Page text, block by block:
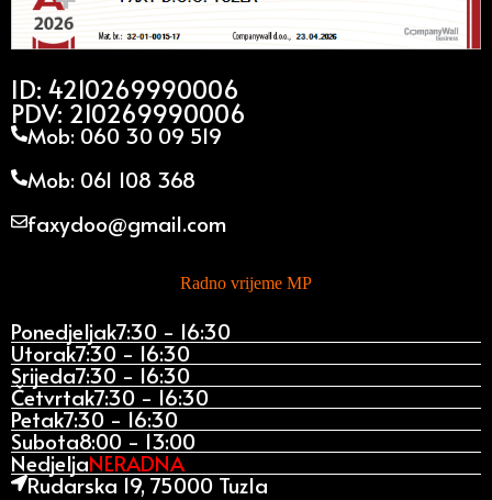
ID: 4210269990006
PDV: 210269990006
Mob: 060 30 09 519
Mob: 061 108 368
faxydoo@gmail.com
Radno vrijeme MP
Ponedjeljak7:30 - 16:30
Utorak7:30 - 16:30
Srijeda7:30 - 16:30
Četvrtak7:30 - 16:30
Petak7:30 - 16:30
Subota8:00 - 13:00
NedjeljaNERADNA
Rudarska 19, 75000 Tuzla